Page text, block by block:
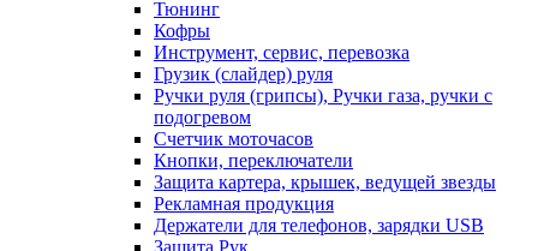
Тюнинг
Кофры
Инструмент, сервис, перевозка
Грузик (слайдер) руля
Ручки руля (грипсы), Ручки газа, ручки с
подогревом
Счетчик моточасов
Кнопки, переключатели
Защита картера, крышек, ведущей звезды
Рекламная продукция
Держатели для телефонов, зарядки USB
Защита Рук